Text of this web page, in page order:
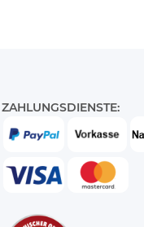
ZAHLUNGSDIENSTE: